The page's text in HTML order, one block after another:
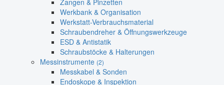
Werkbank & Organisation
Werkstatt-Verbrauchsmaterial
Schraubendreher & Öffnungswerkzeuge
ESD & Antistatik
Schraubstöcke & Halterungen
Messinstrumente (2)
Messkabel & Sonden
Endoskope & Inspektion